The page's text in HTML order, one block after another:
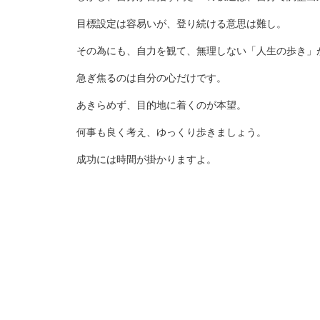
目標設定は容易いが、登り続ける意思は難し。
その為にも、自力を観て、無理しない「人生の歩き」
急ぎ焦るのは自分の心だけです。
あきらめず、目的地に着くのが本望。
何事も良く考え、ゆっくり歩きましょう。
成功には時間が掛かりますよ。